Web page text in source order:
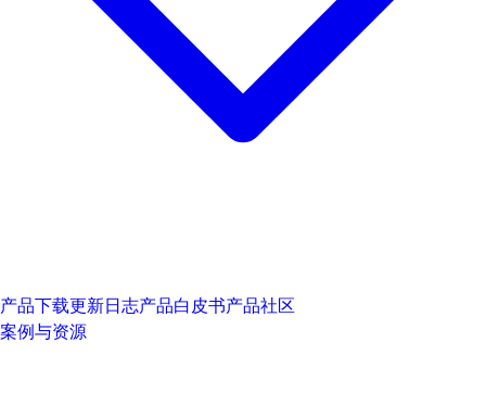
产品下载更新日志产品白皮书产品社区
案例与资源